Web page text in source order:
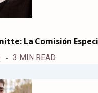
La Comisión
3 MIN READ